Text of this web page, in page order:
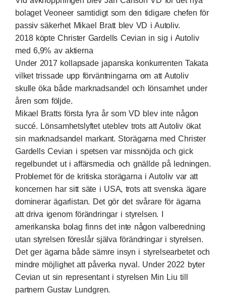
bolaget Veoneer samtidigt som den tidigare chefen för
passiv säkerhet Mikael Bratt blev VD i Autoliv.
2018 köpte Christer Gardells Cevian in sig i Autoliv
med 6,9% av aktierna
Under 2017 kollapsade japanska konkurrenten Takata
vilket trissade upp förväntningarna om att Autoliv
skulle öka både marknadsandel och lönsamhet under
åren som följde.
Mikael Bratts första fyra år som VD blev inte någon
succé. Lönsamhetslyftet uteblev trots att Autoliv ökat
sin marknadsandel markant. Storägarna med Christer
Gardells Cevian i spetsen var missnöjda och gick
regelbundet ut i affärsmedia och gnällde på ledningen.
Problemet för de kritiska storägarna i Autoliv var att
koncernen har sitt säte i USA, trots att svenska ägare
dominerar ägarlistan. Det gör det svårare för ägarna
att driva igenom förändringar i styrelsen. I
amerikanska bolag finns det inte någon valberedning
utan styrelsen föreslår själva förändringar i styrelsen.
Det ger ägarna både sämre insyn i styrelsearbetet och
mindre möjlighet att påverka nyval. Under 2022 byter
Cevian ut sin representant i styrelsen Min Liu till
partnern Gustav Lundgren.